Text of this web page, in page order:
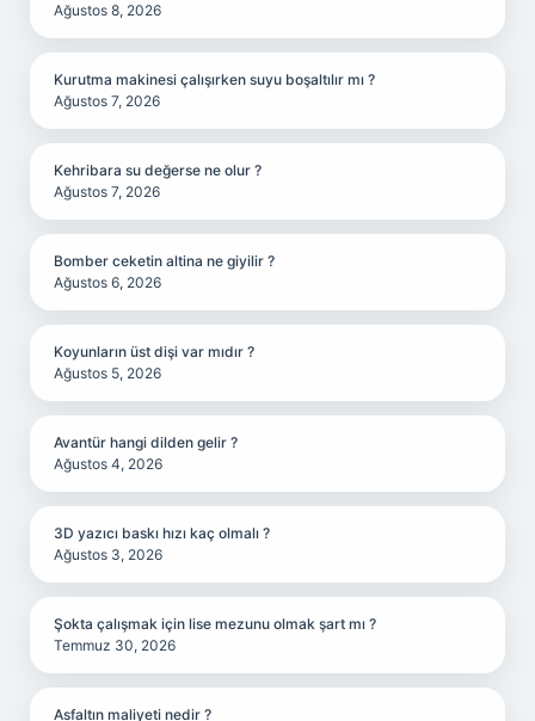
Ağustos 8, 2026
Kurutma makinesi çalışırken suyu boşaltılır mı ?
Ağustos 7, 2026
Kehribara su değerse ne olur ?
Ağustos 7, 2026
Bomber ceketin altina ne giyilir ?
Ağustos 6, 2026
Koyunların üst dişi var mıdır ?
Ağustos 5, 2026
Avantür hangi dilden gelir ?
Ağustos 4, 2026
3D yazıcı baskı hızı kaç olmalı ?
Ağustos 3, 2026
Şokta çalışmak için lise mezunu olmak şart mı ?
Temmuz 30, 2026
Asfaltın maliyeti nedir ?